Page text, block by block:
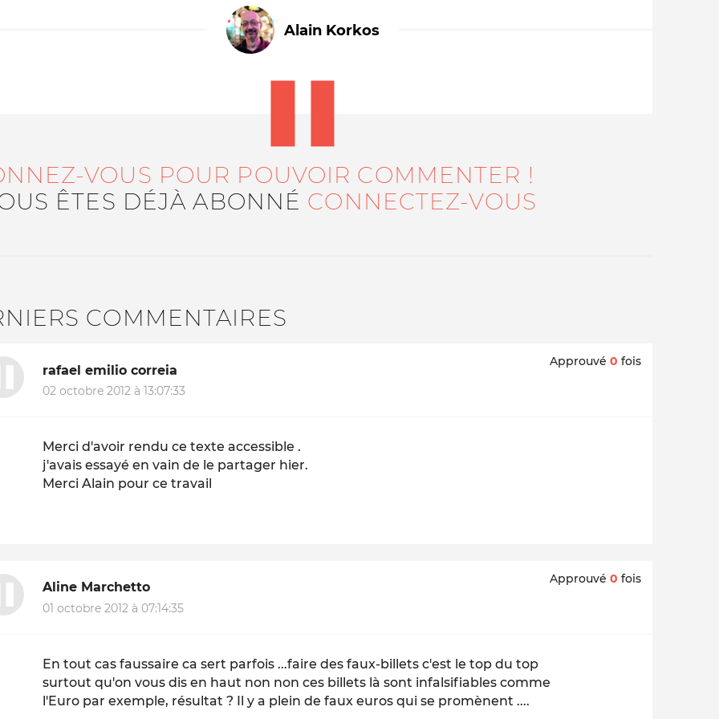
Le médiateur L'équipe Qui sommes-nous ?
Alain Korkos
VOUS POUR POUVOIR COMMENTER !
ÊTES DÉJÀ ABONNÉ CONNECTEZ-VOUS
COMMENTAIRES
rafael emilio correia
02 octobre 2012 à 13:07:33
Approuvé 0 fois
Merci d'avoir rendu ce texte accessible .
j'avais essayé en vain de le partager hier.
Merci Alain pour ce travail
Aline Marchetto
01 octobre 2012 à 07:14:35
Approuvé 0 fois
En tout cas faussaire ca sert parfois ...faire des faux-billets c'est le top du top
surtout qu'on vous dis en haut non non ces billets là sont infalsifiables comme
l'Euro par exemple, résultat ? Il y a plein de faux euros qui se promènent ....